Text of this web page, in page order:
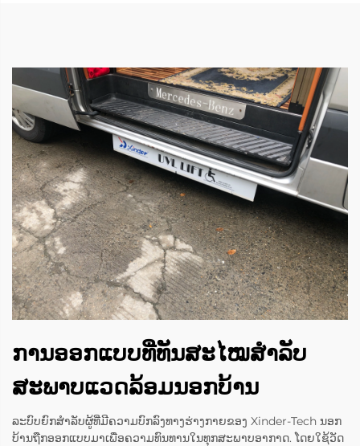
ການອອກແບບທີ່ທັນສະໄໝສຳລັບ
ສະພາບແວດລ້ອມນອກບ້ານ
ລະບົບຍົກສຳລັບຜູ້ທີ່ມີຄວາມບົກລົງທາງຮ່າງກາຍຂອງ Xinder-Tech ນອກ
ບ້ານຖືກອອກແບບມາເພື່ອຄວາມທົນທານໃນທຸກສະພາບອາກາດ. ໂດຍໃຊ້ວັດ